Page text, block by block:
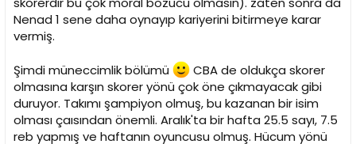
Nenad 1 sene daha oynayıp kariyerini bitirmeye karar
vermiş.
Şimdi müneccimlik bölümü
CBA de oldukça skorer
olmasına karşın skorer yönü çok öne çıkmayacak gibi
duruyor. Takımı şampiyon olmuş, bu kazanan bir isim
olması çaısından önemli. Aralık'ta bir hafta 25.5 sayı, 7.5
reb yapmış ve haftanın oyuncusu olmuş. Hücum yönü